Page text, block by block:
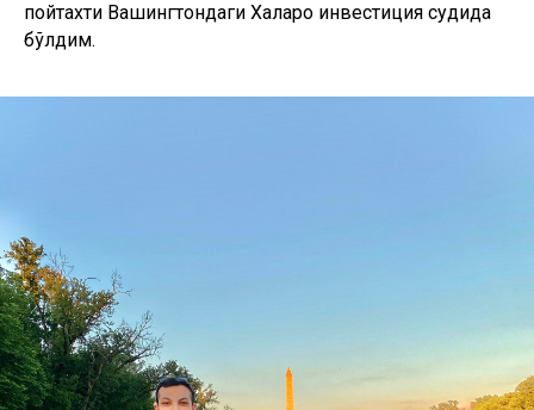
пойтахти Вашингтондаги Халқаро инвестиция судида
бўлдим.